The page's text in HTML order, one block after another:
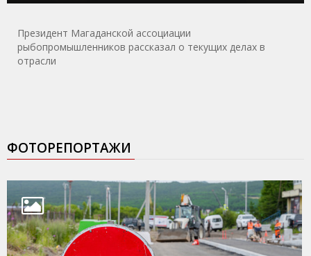
Президент Магаданской ассоциации
рыбопромышленников рассказал о текущих делах в
отрасли
ФОТОРЕПОРТАЖИ